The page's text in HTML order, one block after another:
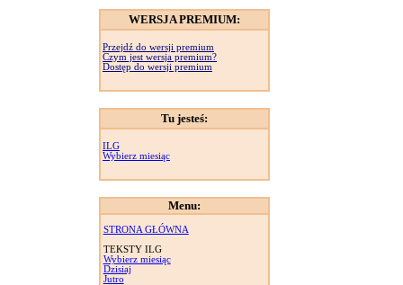
WERSJA PREMIUM:
Przejdź do wersji premium
Czym jest wersja premium?
Dostęp do wersji premium
Tu jesteś:
ILG
Wybierz miesiąc
Menu:
STRONA GŁÓWNA
TEKSTY ILG
Wybierz miesiąc
Dzisiaj
Jutro